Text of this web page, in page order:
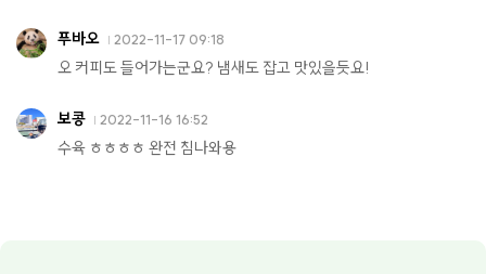
푸바오 2022-11-17 09:18
오 커피도 들어가는군요? 냄새도 잡고 맛있을듯요!
보콩 2022-11-16 16:52
수육 ㅎㅎㅎㅎ 완전 침나와용